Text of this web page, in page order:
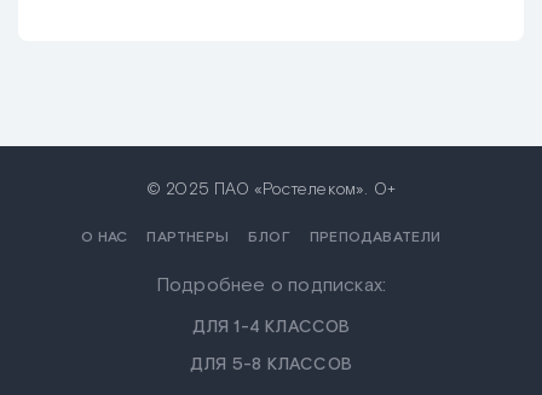
© 2025 ПАО «Ростелеком». 0+
О НАС ПАРТНЕРЫ БЛОГ ПРЕПОДАВАТЕЛИ
Подробнее о подписках:
ДЛЯ 1-4 КЛАССОВ
ДЛЯ 5-8 КЛАССОВ